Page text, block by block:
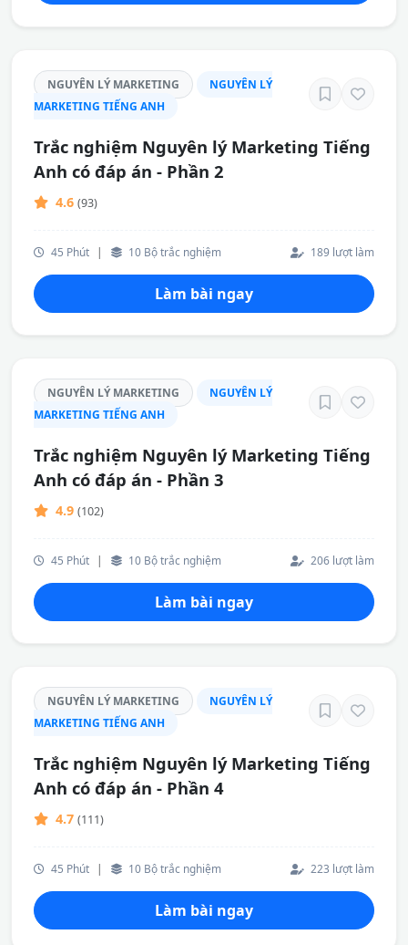
NGUYÊN LÝ MARKETING
NGUYÊN LÝ
MARKETING TIẾNG ANH
Trắc nghiệm Nguyên lý Marketing Tiếng
Anh có đáp án - Phần 2
4.6 (93)
45 Phút | 10 Bộ trắc nghiệm 189 lượt làm
Làm bài ngay
NGUYÊN LÝ MARKETING
NGUYÊN LÝ
MARKETING TIẾNG ANH
Trắc nghiệm Nguyên lý Marketing Tiếng
Anh có đáp án - Phần 3
4.9 (102)
45 Phút | 10 Bộ trắc nghiệm 206 lượt làm
Làm bài ngay
NGUYÊN LÝ MARKETING
NGUYÊN LÝ
MARKETING TIẾNG ANH
Trắc nghiệm Nguyên lý Marketing Tiếng
Anh có đáp án - Phần 4
4.7 (111)
45 Phút | 10 Bộ trắc nghiệm 223 lượt làm
Làm bài ngay